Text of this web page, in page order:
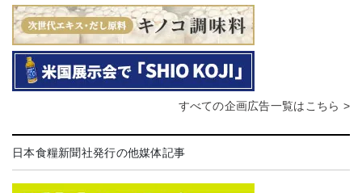
すべての企画広告一覧はこちら >
日本食糧新聞社発行の他媒体記事